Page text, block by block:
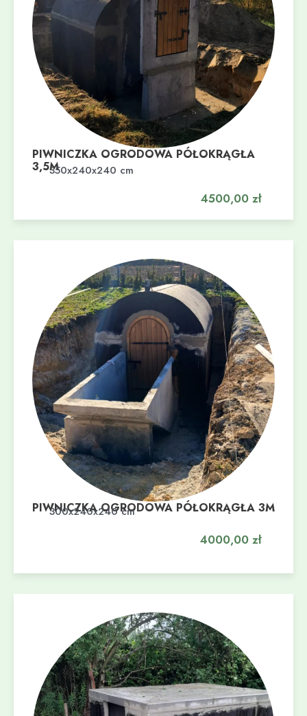
PIWNICZKA OGRODOWA PÓŁOKRĄGŁA
3,5M350x240x240 cm
4500,00 zł
Dodaj do koszyka
PIWNICZKA OGRODOWA PÓŁOKRĄGŁA 3M
300x240x240 cm
4000,00 zł
Dodaj do koszyka